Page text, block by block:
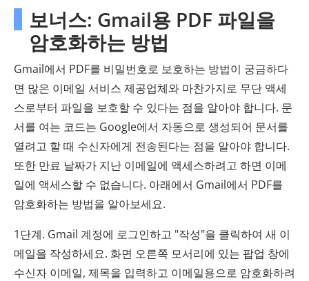
보너스: Gmail용 PDF 파일을
암호화하는 방법
Gmail에서 PDF를 비밀번호로 보호하는 방법이 궁금하다
면 많은 이메일 서비스 제공업체와 마찬가지로 무단 액세
스로부터 파일을 보호할 수 있다는 점을 알아야 합니다. 문
서를 여는 코드는 Google에서 자동으로 생성되어 문서를
열려고 할 때 수신자에게 전송된다는 점을 알아야 합니다.
또한 만료 날짜가 지난 이메일에 액세스하려고 하면 이메
일에 액세스할 수 없습니다. 아래에서 Gmail에서 PDF를
암호화하는 방법을 알아보세요.
1단계. Gmail 계정에 로그인하고 "작성"을 클릭하여 새 이
메일을 작성하세요. 화면 오른쪽 모서리에 있는 팝업 창에
수신자 이메일, 제목을 입력하고 이메일용으로 암호화하려